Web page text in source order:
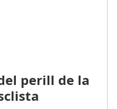
perill de la